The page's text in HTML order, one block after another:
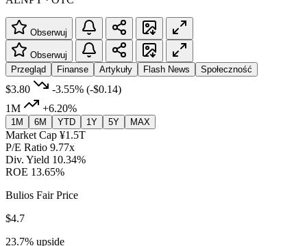
Obserwuj
Obserwuj
Przegląd
Finanse Artykuły Flash News Społeczność
$3.80 -3.55% (-$0.14)
1M
+6.20%
1M 6M YTD 1Y 5Y MAX
Market Cap ¥1.5T
P/E Ratio 9.77x
Div. Yield 10.34%
ROE 13.65%
Bulios Fair Price
$4.7
23.7% upside